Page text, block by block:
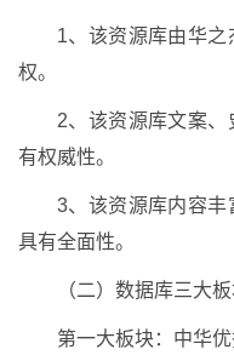
1、该资源库由华
权。
2、该资源库文案
有权威性。
3、该资源库内容丰
具有全面性。
（二）数据库三大
第一大板块：中华